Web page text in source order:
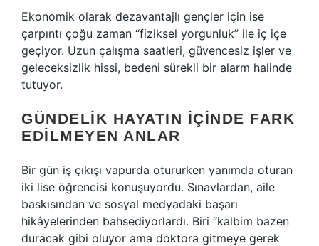
Ekonomik olarak dezavantajlı gençler için ise
çarpıntı çoğu zaman “fiziksel yorgunluk” ile iç içe
geçiyor. Uzun çalışma saatleri, güvencesiz işler ve
geleceksizlik hissi, bedeni sürekli bir alarm halinde
tutuyor.
GÜNDELIK HAYATIN IÇINDE FARK
EDILMEYEN ANLAR
Bir gün iş çıkışı vapurda otururken yanımda oturan
iki lise öğrencisi konuşuyordu. Sınavlardan, aile
baskısından ve sosyal medyadaki başarı
hikâyelerinden bahsediyorlardı. Biri “kalbim bazen
duracak gibi oluyor ama doktora gitmeye gerek